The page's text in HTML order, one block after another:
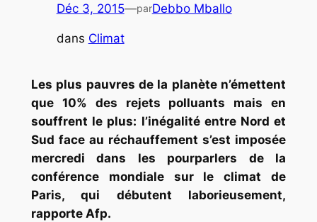
Déc 3, 2015—parDebbo Mballo
dans Climat
Les plus pauvres de la planète n’émettent
que 10% des rejets polluants mais en
souffrent le plus: l’inégalité entre Nord et
Sud face au réchauffement s’est imposée
mercredi dans les pourparlers de la
conférence mondiale sur le climat de
Paris, qui débutent laborieusement,
rapporte Afp.